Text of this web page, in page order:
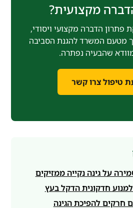
מקצועית?
פתרון הדברה מקצועי ויסודי,
מטעם המשרד להגנת הסביבה
שהבעיה נפתרה.
טיפול צרו קשר
על גינה נקייה ממזיקים
חדקונית הדקל בעץ
חרקים להפיכת הגינה